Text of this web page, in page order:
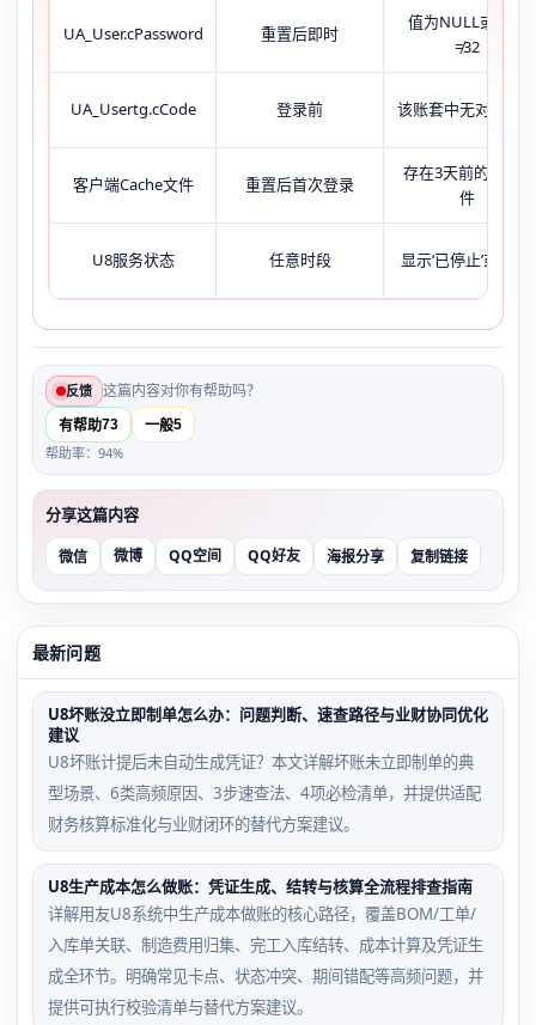
UA_User.cPassword 重置后即时
值为NULL或长度
≠32
UA_Usertg.cCode 登录前 该账套中无对应记录
客户端Cache文件 重置后首次登录
存在3天前的.dat文
件
U8服务状态 任意时段 显示‘已停止’或‘暂停’
反馈 这篇内容对你有帮助吗？
有帮助73 一般5
帮助率：94%
分享这篇内容
微信 微博 QQ空间 QQ好友 海报分享 复制链接
最新问题
U8坏账没立即制单怎么办：问题判断、速查路径与业财协同优化
建议
U8坏账计提后未自动生成凭证？本文详解坏账未立即制单的典
型场景、6类高频原因、3步速查法、4项必检清单，并提供适配
财务核算标准化与业财闭环的替代方案建议。
U8生产成本怎么做账：凭证生成、结转与核算全流程排查指南
详解用友U8系统中生产成本做账的核心路径，覆盖BOM/工单/
入库单关联、制造费用归集、完工入库结转、成本计算及凭证生
成全环节。明确常见卡点、状态冲突、期间错配等高频问题，并
提供可执行校验清单与替代方案建议。